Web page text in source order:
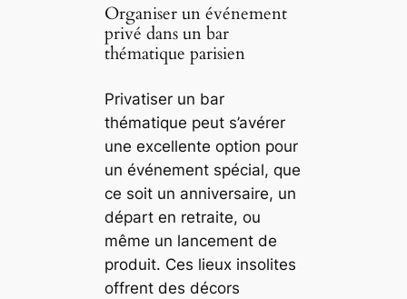
Organiser un événement
privé dans un bar
thématique parisien
Privatiser un bar
thématique peut s’avérer
une excellente option pour
un événement spécial, que
ce soit un anniversaire, un
départ en retraite, ou
même un lancement de
produit. Ces lieux insolites
offrent des décors